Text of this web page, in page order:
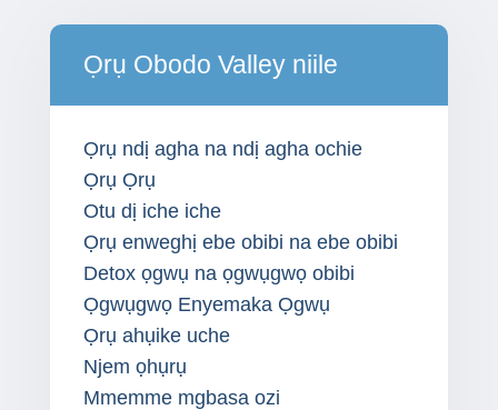
Ọrụ Obodo Valley niile
Ọrụ ndị agha na ndị agha ochie
Ọrụ Ọrụ
Otu dị iche iche
Ọrụ enweghị ebe obibi na ebe obibi
Detox ọgwụ na ọgwụgwọ obibi
Ọgwụgwọ Enyemaka Ọgwụ
Ọrụ ahụike uche
Njem ọhụrụ
Mmemme mgbasa ozi